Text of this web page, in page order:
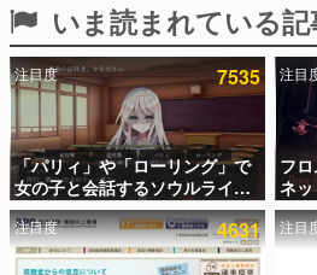
ピックアップ
電ファミのいま読まれている記事ランキ
アプリセール情報
インタビュー
連載・特集一覧
いま読まれている記
注目度 7535
「パリィ」や「ローリング」で
女の子と会話するソウルライク
恋愛ゲーム『小早川さんはソウ
ルライク』無料公開。返事に失
敗すると「YOU DIED」
注目
フ
ネ
が8
ト
テ
注目度 4631 注目